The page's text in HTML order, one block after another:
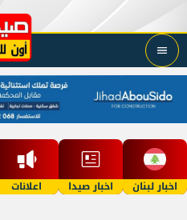
اخبار لبنان اخبار صيدا اعلانات